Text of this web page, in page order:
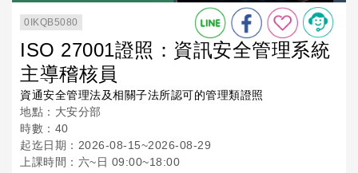
0IKQB5080
ISO 27001證照：資訊安全管理系統
主導稽核員
資通安全管理法及相關子法所認可的管理類證照
地點：大安分部
時數：40
起迄日期：2026-08-15~2026-08-29
上課時間：六~日 09:00~18:00